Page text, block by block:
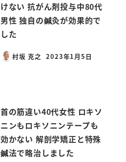
けない 抗がん剤投与中80代
男性 独自の鍼灸が効果的で
した
村坂 克之
投稿日
2023年1月5日
首の筋違い40代女性 ロキソ
ニンもロキソニンテープも
効かない 解剖学矯正と特殊
鍼法で略治しました